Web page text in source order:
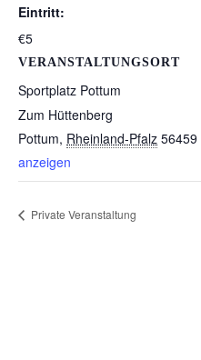
Eintritt:
€5
VERANSTALTUNGSORT
Sportplatz Pottum
Zum Hüttenberg
Pottum, Rheinland-Pfalz 56459
anzeigen
Private Veranstaltung